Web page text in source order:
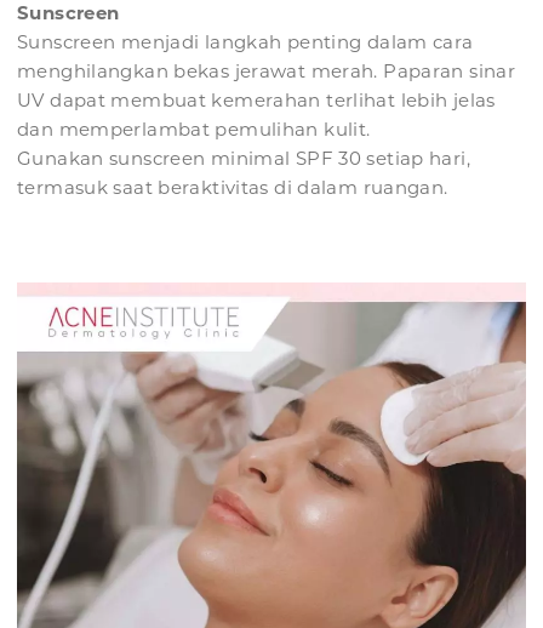
Sunscreen
Sunscreen menjadi langkah penting dalam cara
menghilangkan bekas jerawat merah. Paparan sinar
UV dapat membuat kemerahan terlihat lebih jelas
dan memperlambat pemulihan kulit.
Gunakan sunscreen minimal SPF 30 setiap hari,
termasuk saat beraktivitas di dalam ruangan.